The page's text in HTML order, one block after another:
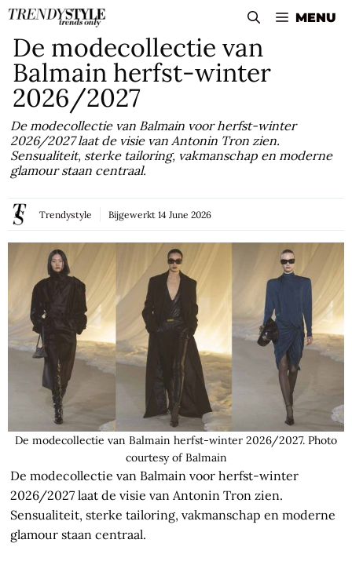
Skip
content
MENU
De modecollectie van
Balmain herfst-winter
2026/2027
De modecollectie van Balmain voor herfst-winter
2026/2027 laat de visie van Antonin Tron zien.
Sensualiteit, sterke tailoring, vakmanschap en moderne
glamour staan centraal.
Trendystyle Bijgewerkt 14 June 2026
De modecollectie van Balmain herfst-winter 2026/2027. Photo
courtesy of Balmain
De modecollectie van Balmain voor herfst-winter
2026/2027 laat de visie van Antonin Tron zien.
Sensualiteit, sterke tailoring, vakmanschap en moderne
glamour staan centraal.